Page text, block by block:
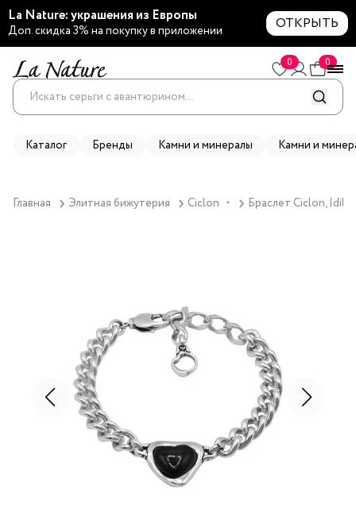
La Nature: украшения из Европы
Доп. скидка 3% на покупку в приложении ОТКРЫТЬ
0 0
Каталог Бренды Камни и минералы Камни и
Главная Элитная бижутерия Ciclon ▼ Браслет Ciclon,